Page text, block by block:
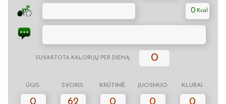
0
SUVARTOTA KALORIJŲ PER DIENĄ: 0
ŪGIS: SVORIS: KRŪTINĖ: JUOSMUO: KLUBAI: